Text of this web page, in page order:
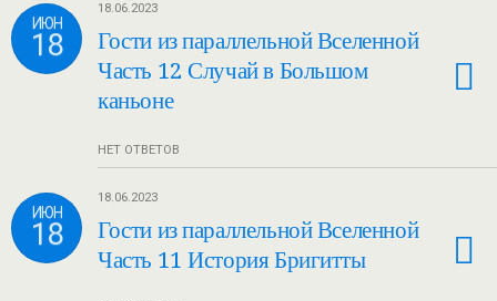
ИЮН
18
18.06.2023
Гости из параллельной Вселенной
Часть 12 Случай в Большом
каньоне
НЕТ ОТВЕТОВ
ИЮН
18
18.06.2023
Гости из параллельной Вселенной
Часть 11 История Бригитты